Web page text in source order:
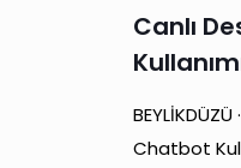
Canlı
Chatbot